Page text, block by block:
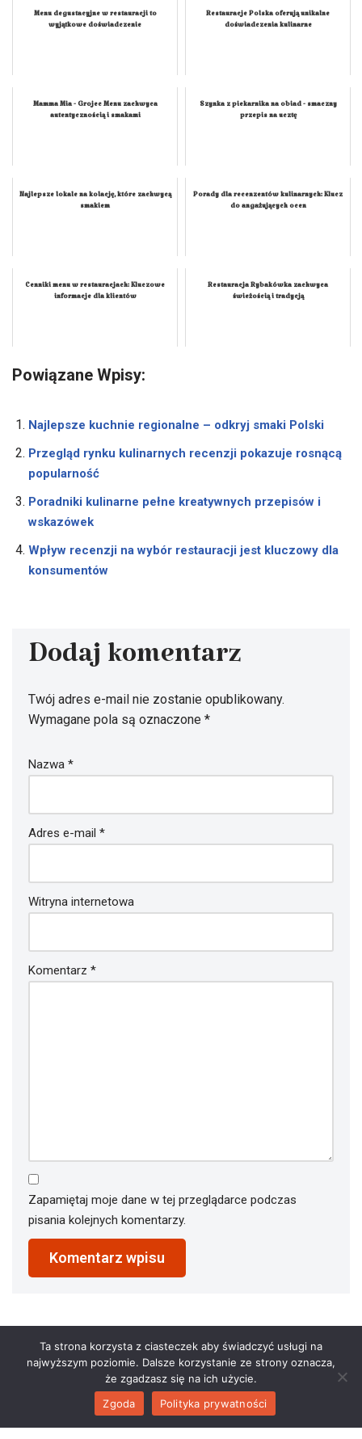
Menu degustacyjne w restauracji to
wyjątkowe doświadczenie
Restauracje Polska oferują unikalne
doświadczenia kulinarne
Mamma Mia - Grojec Menu zachwyca
autentycznością i smakami
Szynka z piekarnika na obiad - smaczny
przepis na ucztę
Najlepsze lokale na kolację, które zachwycą
smakiem
Porady dla recenzentów kulinarnych: Klucz
do angażujących ocen
Cenniki menu w restauracjach: Kluczowe
informacje dla klientów
Restauracja Rybakówka zachwyca
świeżością i tradycją
Powiązane Wpisy:
Najlepsze kuchnie regionalne – odkryj smaki Polski
Przegląd rynku kulinarnych recenzji pokazuje rosnącą
popularność
Poradniki kulinarne pełne kreatywnych przepisów i
wskazówek
Wpływ recenzji na wybór restauracji jest kluczowy dla
konsumentów
Dodaj komentarz
Twój adres e-mail nie zostanie opublikowany.
Wymagane pola są oznaczone *
Nazwa *
Adres e-mail *
Witryna internetowa
Komentarz *
Zapamiętaj moje dane w tej przeglądarce podczas
pisania kolejnych komentarzy.
2023 © restauracjaathena.pl. All Rights Reserved.
Ta strona korzysta z ciasteczek aby świadczyć usługi na
najwyższym poziomie. Dalsze korzystanie ze strony oznacza,
że zgadzasz się na ich użycie.
Zgoda
Polityka prywatności